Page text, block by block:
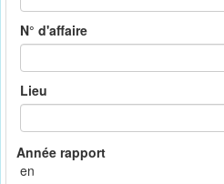
N° d'affaire
Lieu
en